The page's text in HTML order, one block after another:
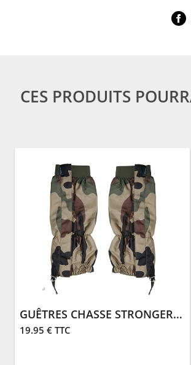
CES PRODUITS
GUÊTRES CHASSE STRONGER | CAMO
19.95 € TTC